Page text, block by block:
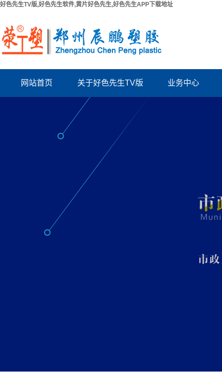
好色先生TV版,好色先生软件,黄片好色先生,好色先生APP下载地址
网站首页 关于好色先生TV版
联系好色先生TV版
厂房出租
资质档案
业务中心